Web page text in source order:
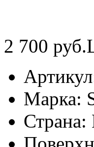
2 700 руб.
Марка:
Страна: